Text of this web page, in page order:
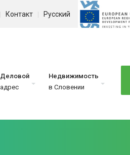
Контакт Русский
Деловой
адрес
Недвижимость
в Словении